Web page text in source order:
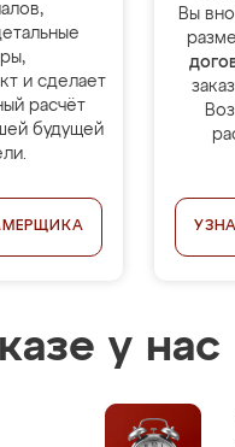
и сделает
расчёт
будущей
Вы
у нас